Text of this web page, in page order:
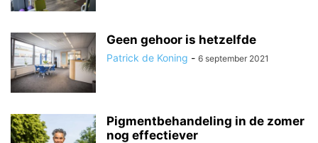
Geen gehoor is hetzelfde
Patrick de Koning - 6 september 2021
Pigmentbehandeling in de zomer
nog effectiever